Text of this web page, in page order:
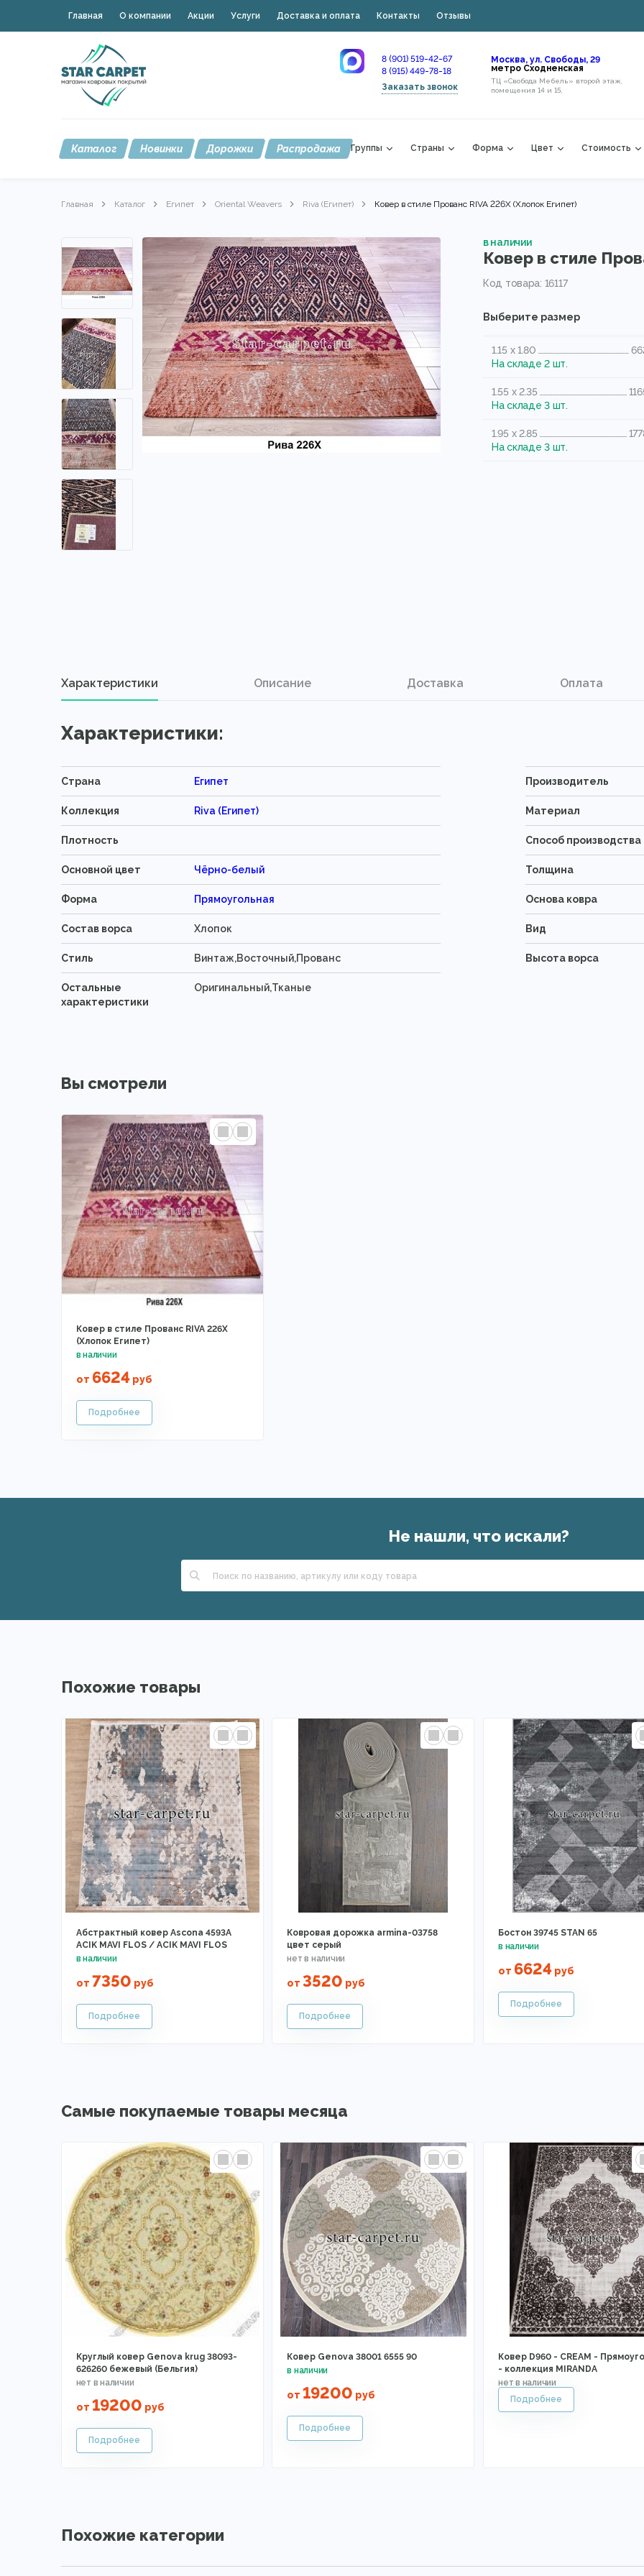
Главная О компании Акции Услуги Доставка и оплата Контакты Отзывы
8 (901) 519-42-67
8 (915) 449-78-18
Заказать звонок
Москва, ул. Свободы, 29
метро Сходненская
ТЦ «Свобода Мебель» второй этаж,
помещения 14 и 15,
Каталог Новинки Дорожки Распродажа Группы Страны Форма Цвет Стоимость
Главная Каталог Египет Oriental Weavers Riva (Египет) Ковер в стиле Прованс RIVA 226X (Хлопок Египет)
в наличии
Ковер в стиле
Код товара: 16117
Выберите размер
1.15 x 1.80
На складе 2 шт.
1.55 x 2.35
На складе 3 шт.
1.95 x 2.85
На складе 3 шт.
Характеристики Описание Доставка Оплата
Характеристики:
Страна Египет Производитель
Коллекция Riva (Египет) Материал
Плотность Способ производства
Основной цвет Чёрно-белый Толщина
Форма Прямоугольная Основа ковра
Состав ворса Хлопок Вид
Стиль Винтаж,Восточный,Прованс Высота ворса
Остальные
характеристики
Оригинальный,Тканые
Вы смотрели
Ковер в стиле Прованс RIVA 226X
(Хлопок Египет)
от 6624руб
Не нашли, что искали?
Похожие товары
Абстрактный ковер Ascona 4593A
ACIK MAVI FLOS / ACIK MAVI FLOS
от 7350 руб
Ковровая дорожка armina-03758
цвет серый
от3520 руб
Бостон 39745 STAN 65
от 6624 руб
Самые покупаемые товары месяца
Круглый ковер Genova krug 38093-
626260 бежевый (Бельгия)
от 19200 руб
Ковер Genova 38001 6555 90
от 19200 руб
Ковер D960 - CREAM -
- коллекция MIRANDA
Похожие категории